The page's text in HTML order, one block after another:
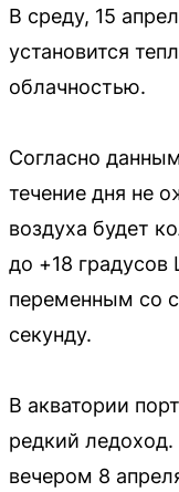
В среду, 15
установится
облачностью.
Согласно
течение дня не
воздуха будет
до +18
переменным со
секунду.
В акватории
редкий
вечером 8